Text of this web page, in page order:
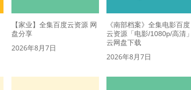
【家业】全集百度云资源 网
盘分享
2026年8月7日
《南部档案》全集电影百度
云资源「电影/1080p/高清」
云网盘下载
2026年8月7日